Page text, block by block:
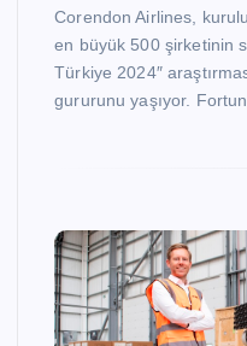
Corendon Airlines,
en büyük 500 şirketinin
Türkiye 2024″
gururunu yaşıyor.